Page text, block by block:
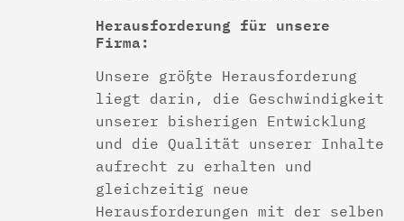
Herausforderung für unsere
Firma:
Unsere größte Herausforderung
liegt darin, die Geschwindigkeit
unserer bisherigen Entwicklung
und die Qualität unserer Inhalte
aufrecht zu erhalten und
gleichzeitig neue
Herausforderungen mit der selben